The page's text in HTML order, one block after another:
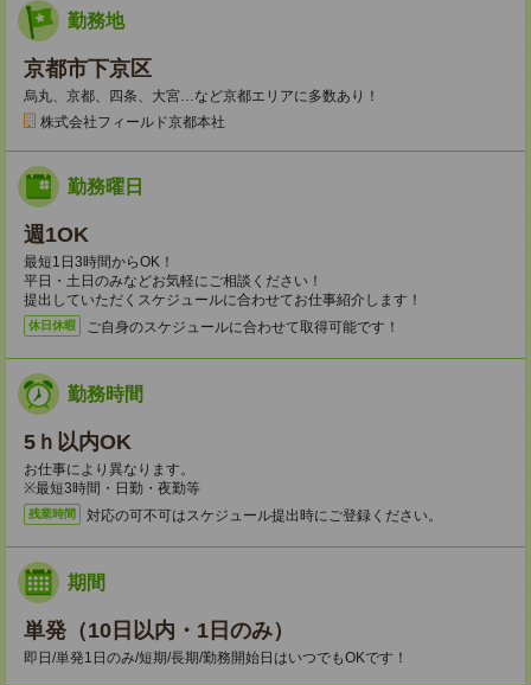
勤務地
京都市下京区
烏丸、京都、四条、大宮…など京都エリアに多数あり！
株式会社フィールド京都本社
勤務曜日
週1OK
最短1日3時間からOK！
平日・土日のみなどお気軽にご相談ください！
提出していただくスケジュールに合わせてお仕事紹介します！
休日休暇 ご自身のスケジュールに合わせて取得可能です！
勤務時間
5ｈ以内OK
お仕事により異なります。
※最短3時間・日勤・夜勤等
残業時間 対応の可不可はスケジュール提出時にご登録ください。
期間
単発（10日以内・1日のみ）
即日/単発1日のみ/短期/長期/勤務開始日はいつでもOKです！